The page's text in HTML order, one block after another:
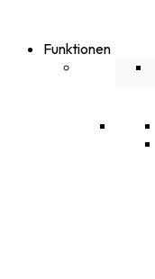
Funktionen